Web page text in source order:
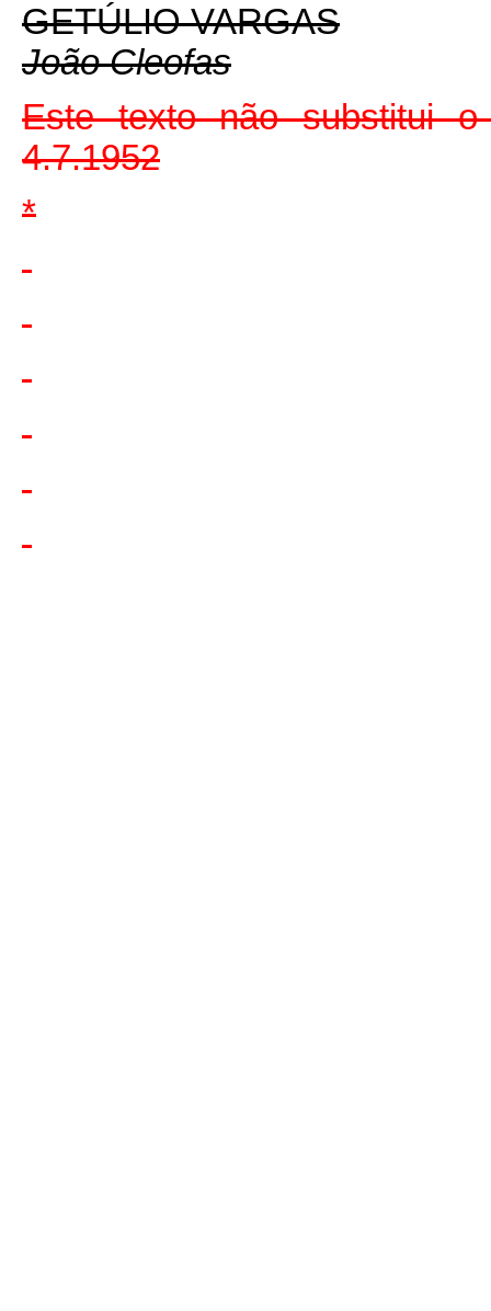
GETÚLIO VARGAS
João Cleofas
Este texto não substitui
4.7.1952
*